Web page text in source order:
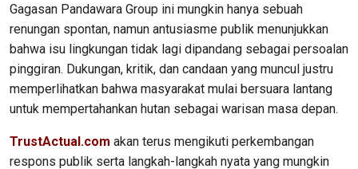
Gagasan Pandawara Group ini mungkin hanya sebuah
renungan spontan, namun antusiasme publik menunjukkan
bahwa isu lingkungan tidak lagi dipandang sebagai persoalan
pinggiran. Dukungan, kritik, dan candaan yang muncul justru
memperlihatkan bahwa masyarakat mulai bersuara lantang
untuk mempertahankan hutan sebagai warisan masa depan.
TrustActual.com akan terus mengikuti perkembangan
respons publik serta langkah-langkah nyata yang mungkin